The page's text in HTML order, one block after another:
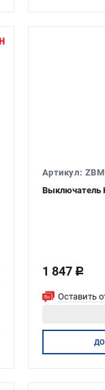
Артикул:
Выключатель
1 847 c
Оставить